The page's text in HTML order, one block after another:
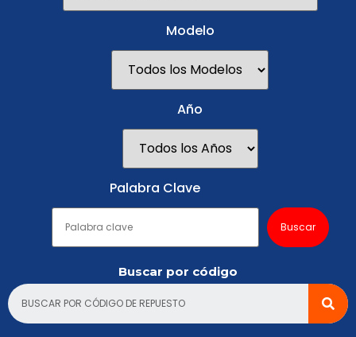
Modelo
Año
Palabra Clave
Buscar por código